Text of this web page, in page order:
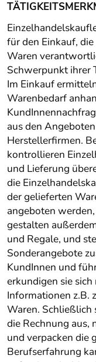
für den Einkauf,
Waren
Schwerpunkt ihrer
Im Einkauf
Warenbedarf
aus den
Herstellerfirmen.
kontrollieren
und Lieferung
die
der gelieferten
angeboten
gestalten
und Regale, und
Sonderangebote
KundInnen und
erkundigen sie
Informationen z.B.
Waren. Schließlich
die Rechnung aus,
und verpacken die
Berufserfahrung